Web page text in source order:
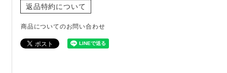
返品特約について
商品についてのお問い合わせ